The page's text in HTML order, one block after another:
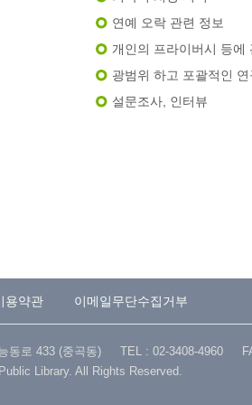
연예 오락 관련 정보
개인의 프라이버시 등에
광범위 하고 포괄적인
설문조사, 인터뷰
용약관 이메일무단수집거부
능동로 433 (중곡동) TEL : 02-3408-4960
Library. All Rights Reserved.